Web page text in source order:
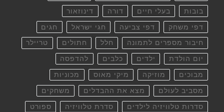
בובות בעלי חיים דורה דינוזאור
דפי משחק דפי צביעה חגי ישראל חגים
חיבור מספרים לתמונה חלל חתולים טריילר
יום הולדת ילדים כלבים להדפסה
מבוכים מוזיקה מיקי מאוס מכוניות
מסביב לעולם מצא את ההבדלים משחקים
סדרות טלוויזיה לילדים סדרת טלוויזיה ספורט